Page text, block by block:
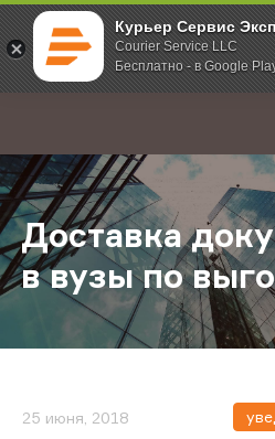
Курьер Сервис
Courier Service LLC
Бесплатно - в Google
; Главная О компании Новости
Доставка
в вузы по
25 июня, 2018